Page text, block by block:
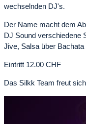
wechselnden DJ's.
Der Name macht dem
DJ Sound verschiedene
Jive, Salsa über
Eintritt 12.00 CHF
Das Silkk Team freut